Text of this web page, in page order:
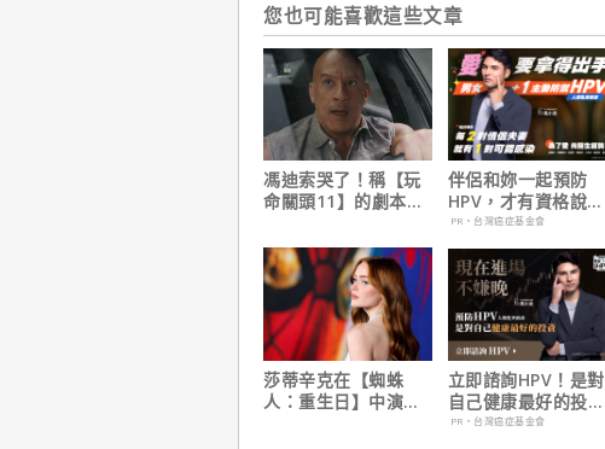
您也可能喜歡這些文章
馮迪索哭了！稱【玩
命關頭11】的劇本是
伴侶和妳一起預防
HPV，才有資格說愛
妳！
PR・台灣癌症基金會
莎蒂辛克在【蜘蛛
人：重生日】中演的
立即諮詢HPV！是對
自己健康最好的投
資，把握現在不嫌
PR・台灣癌症基金會